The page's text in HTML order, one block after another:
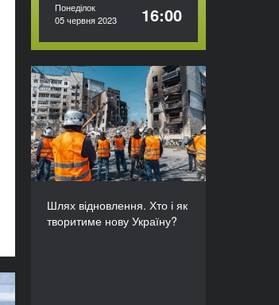
Понеділок
05 червня 2023
16:00
Шлях відновлення. Хто і як
творитиме нову Україну?
Шлях відновлення. Хто і
як творитиме нову
Україну?
ТРИВАЛІСТЬ
90’